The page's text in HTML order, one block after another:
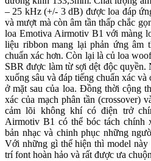
– 25 kHz (+/- 3 dB) được loa đáp
và mượt mà còn âm tần thấp chắc
loa Emotiva Airmotiv B1 với màng
liệu ribbon mang lại phản ứng âm
chuẩn xác hơn. Còn lại là củ loa
SBR được làm từ sợi dệt độc quyền.
xuống sâu và đáp tiếng chuẩn xác
ở mặt sau của loa. Đồng thời cộng
xác của mạch phân tần (crossover)
cảm lõi không khí có điện trở
Airmotiv B1 có thể bóc tách chính
bản nhạc và chinh phục những
Với những gì thể hiện thì model này
trí font hoàn hảo và rất được ưa